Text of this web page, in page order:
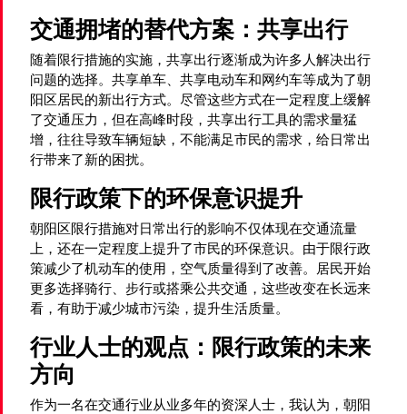
交通拥堵的替代方案：共享出行
随着限行措施的实施，共享出行逐渐成为许多人解决出行
问题的选择。共享单车、共享电动车和网约车等成为了朝
阳区居民的新出行方式。尽管这些方式在一定程度上缓解
了交通压力，但在高峰时段，共享出行工具的需求量猛
增，往往导致车辆短缺，不能满足市民的需求，给日常出
行带来了新的困扰。
限行政策下的环保意识提升
朝阳区限行措施对日常出行的影响不仅体现在交通流量
上，还在一定程度上提升了市民的环保意识。由于限行政
策减少了机动车的使用，空气质量得到了改善。居民开始
更多选择骑行、步行或搭乘公共交通，这些改变在长远来
看，有助于减少城市污染，提升生活质量。
行业人士的观点：限行政策的未来
方向
作为一名在交通行业从业多年的资深人士，我认为，朝阳